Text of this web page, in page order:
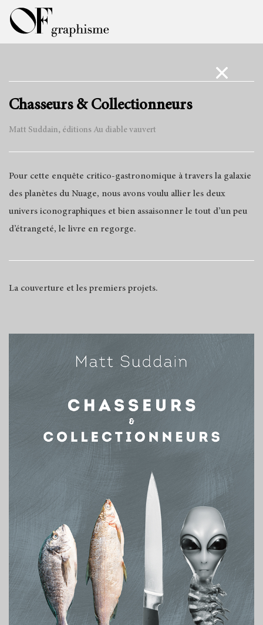
Chasseurs & Collectionneurs
Matt Suddain, éditions Au diable vauvert
Pour cette enquête critico-gastronomique à travers la galaxie
des planètes du Nuage, nous avons voulu allier les deux
univers iconographiques et bien assaisonner le tout d’un peu
d’étrangeté, le livre en regorge.
La couverture et les premiers projets.